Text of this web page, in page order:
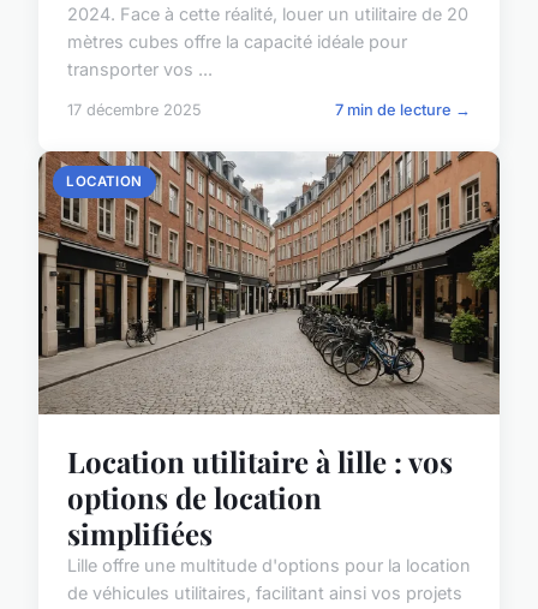
2024. Face à cette réalité, louer un utilitaire de 20
mètres cubes offre la capacité idéale pour
transporter vos ...
17 décembre 2025 7 min de lecture →
LOCATION
Location utilitaire à lille : vos
options de location
simplifiées
Lille offre une multitude d'options pour la location
de véhicules utilitaires, facilitant ainsi vos projets